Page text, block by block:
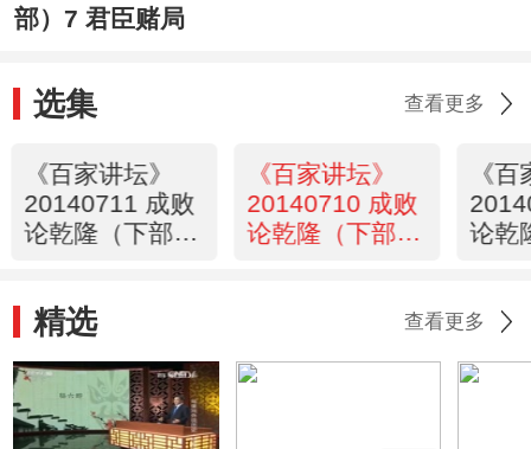
部）7 君臣赌局
选集 查看更多
《百家讲坛》
20140711 成败
论乾隆（下部）
《百家讲坛》
20140710 成败
论乾隆（下部）
《
论乾
精选 查看更多